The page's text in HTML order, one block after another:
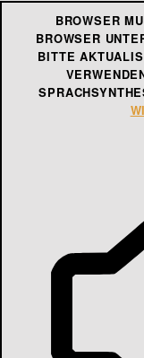
BROWSER
BROWSER
BITTE